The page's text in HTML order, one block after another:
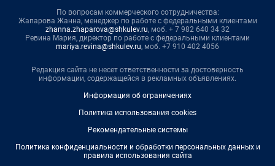
По вопросам коммерческого сотрудничества:
Жапарова Жанна, менеджер по работе с федеральными клиентами
zhanna.zhaparova@shkulev.ru, моб. + 7 982 640 34 32
Ревина Мария, директор по работе с федеральными клиентами
mariya.revina@shkulev.ru, моб. +7 910 402 4056
Редакция сайта не несет ответственности за достоверность
информации, содержащейся в рекламных объявлениях.
Информация об ограничениях
Политика использования cookies
Рекомендательные системы
Политика конфиденциальности и обработки персональных данных и
правила использования сайта